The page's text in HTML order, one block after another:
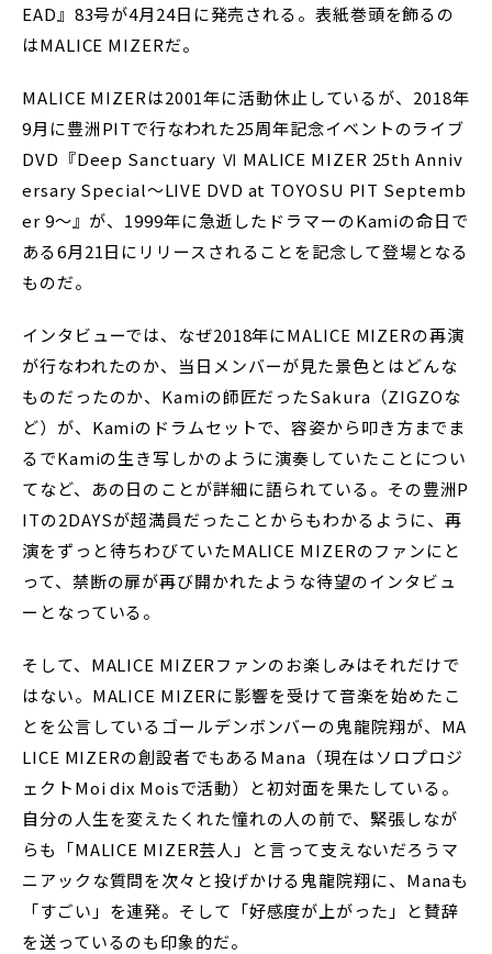
EAD』83号が4月24日に発売される。表紙巻頭を飾るの
はMALICE MIZERだ。
MALICE MIZERは2001年に活動休止しているが、2018年
9月に豊洲PITで行なわれた25周年記念イベントのライブ
DVD『Deep Sanctuary Ⅵ MALICE MIZER 25th Anniv
ersary Special～LIVE DVD at TOYOSU PIT Septemb
er 9～』が、1999年に急逝したドラマーのKamiの命日で
ある6月21日にリリースされることを記念して登場となる
ものだ。
インタビューでは、なぜ2018年にMALICE MIZERの再演
が行なわれたのか、当日メンバーが見た景色とはどんな
ものだったのか、Kamiの師匠だったSakura（ZIGZOな
ど）が、Kamiのドラムセットで、容姿から叩き方までま
るでKamiの生き写しかのように演奏していたことについ
てなど、あの日のことが詳細に語られている。その豊洲P
ITの2DAYSが超満員だったことからもわかるように、再
演をずっと待ちわびていたMALICE MIZERのファンにと
って、禁断の扉が再び開かれたような待望のインタビュ
ーとなっている。
そして、MALICE MIZERファンのお楽しみはそれだけで
はない。MALICE MIZERに影響を受けて音楽を始めたこ
とを公言しているゴールデンボンバーの鬼龍院翔が、MA
LICE MIZERの創設者でもあるMana（現在はソロプロジ
ェクトMoi dix Moisで活動）と初対面を果たしている。
自分の人生を変えたくれた憧れの人の前で、緊張しなが
らも「MALICE MIZER芸人」と言って支えないだろうマ
ニアックな質問を次々と投げかける鬼龍院翔に、Manaも
「すごい」を連発。そして「好感度が上がった」と賛辞
を送っているのも印象的だ。